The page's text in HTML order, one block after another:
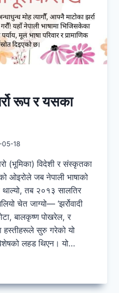
रूप र यसका
05-18
(भूमिका) विदेशी र संस्कृतका
ओइरोले जब नेपाली भाषाको
तब २०१३ सालतिर
चेत जाग्यो— ‘झर्रोवादी
बालकृष्ण पोखरेल, र
हस्तीहरूले सुरु गरेको यो
लहड थिएन। यो…